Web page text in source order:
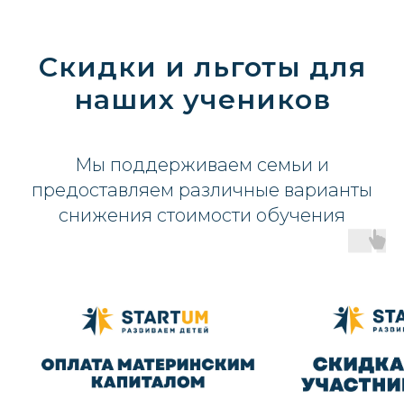
Скидки и льготы для
наших учеников
Мы поддерживаем семьи и
предоставляем различные варианты
снижения стоимости обучения